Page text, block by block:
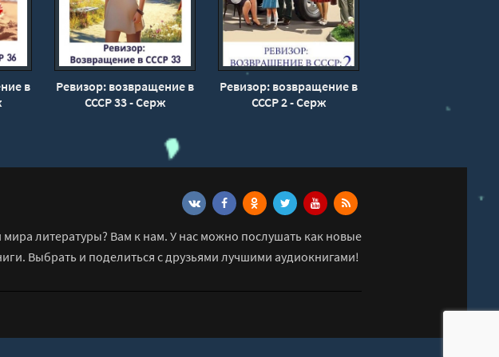
в
Ревизор: возвращение в
СССР 33 - Серж
Ревизор: возвращение в
СССР 2 - Серж
литературы? Вам к нам. У нас можно послушать как новые
Выбрать и поделиться с друзьями лучшими аудиокнигами!